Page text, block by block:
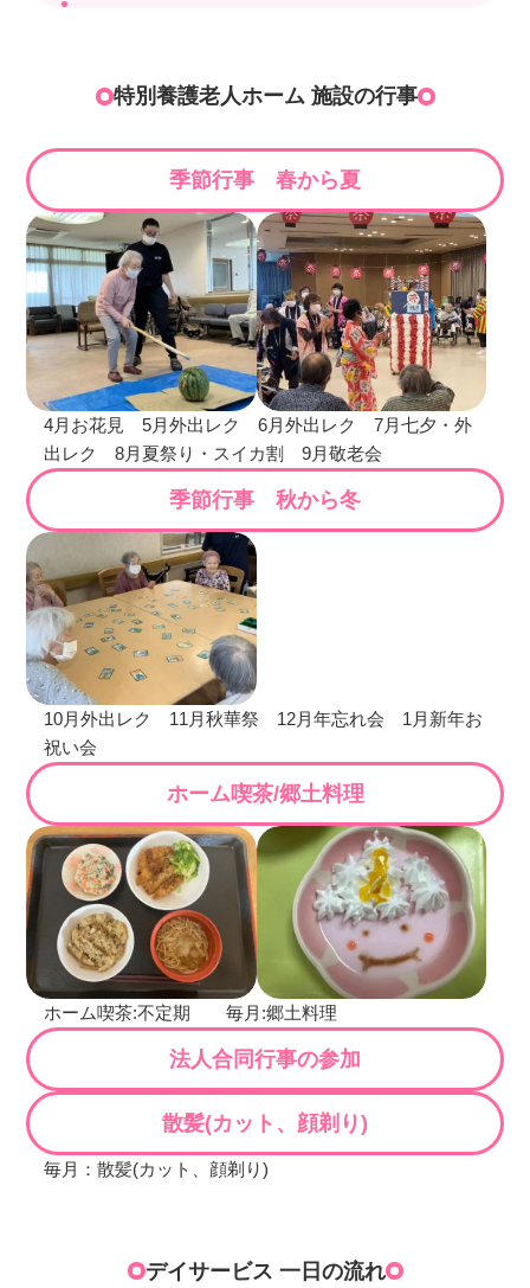
特別養護老人ホーム 施設の行事
季節行事 春から夏
4月お花見 5月外出レク 6月外出レク 7月七夕・外
出レク 8月夏祭り・スイカ割 9月敬老会
季節行事 秋から冬
10月外出レク 11月秋華祭 12月年忘れ会 1月新年お
祝い会
ホーム喫茶/郷土料理
ホーム喫茶:不定期 毎月:郷土料理
法人合同行事の参加
散髪(カット、顔剃り)
毎月：散髪(カット、顔剃り)
デイサービス 一日の流れ